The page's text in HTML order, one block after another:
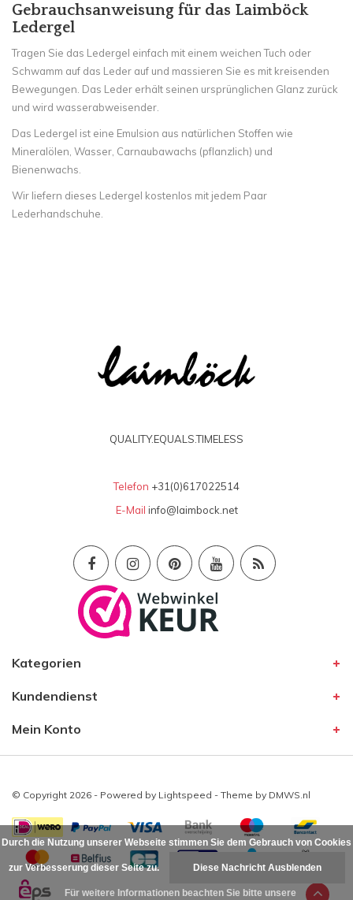
Gebrauchsanweisung für das Laimböck
Ledergel
Tragen Sie das Ledergel einfach mit einem weichen Tuch oder
Schwamm auf das Leder auf und massieren Sie es mit kreisenden
Bewegungen. Das Leder erhält seinen ursprünglichen Glanz zurück
und wird wasserabweisender.
Das Ledergel ist eine Emulsion aus natürlichen Stoffen wie
Mineralölen, Wasser, Carnaubawachs (pflanzlich) und
Bienenwachs.
Wir liefern dieses Ledergel kostenlos mit jedem Paar
Lederhandschuhe.
QUALITY.EQUALS.TIMELESS
Telefon +31(0)617022514
E-Mail info@laimbock.net
Kategorien
Kundendienst
Mein Konto
© Copyright 2026 - Powered by Lightspeed - Theme by DMWS.nl
Durch die Nutzung unserer Webseite stimmen Sie dem Gebrauch von Cookies
zur Verbesserung dieser Seite zu. Diese Nachricht Ausblenden
Für weitere Informationen beachten Sie bitte unsere